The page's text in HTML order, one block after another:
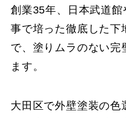
創業35年、日本武道
事で培った徹底した下
で、塗りムラのない完
ます。
大田区で外壁塗装の色